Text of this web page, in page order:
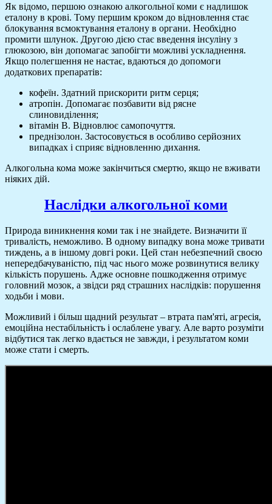
Як відомо, першою ознакою алкогольної коми є надлишок
еталону в крові. Тому першим кроком до відновлення стає
блокування всмоктування еталону в органи. Необхідно
промити шлунок. Другою дією стає введення інсуліну з
глюкозою, він допомагає запобігти можливі ускладнення.
Якщо полегшення не настає, вдаються до допомоги
додаткових препаратів:
кофеїн. Здатний прискорити ритм серця;
атропін. Допомагає позбавити від рясне
слиновиділення;
вітамін В. Відновлює самопочуття.
преднізолон. Застосовується в особливо серйозних
випадках і сприяє відновленню дихання.
Алкогольна кома може закінчиться смертю, якщо не вживати
ніяких дій.
Наслідки алкогольної коми
Природа виникнення коми так і не знайдете. Визначити її
тривалість, неможливо. В одному випадку вона може тривати
тиждень, а в іншому довгі роки. Цей стан небезпечний своєю
непередбачуваністю, під час нього може розвинутися велику
кількість порушень. Адже основне пошкодження отримує
головний мозок, а звідси ряд страшних наслідків: порушення
ходьби і мови.
Можливий і більш щадний результат – втрата пам'яті, агресія,
емоційна нестабільність і ослаблене увагу. Але варто розуміти
відбутися так легко вдається не завжди, і результатом коми
може стати і смерть.